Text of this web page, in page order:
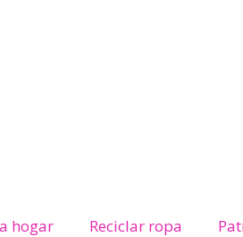
hogar Reciclar ropa